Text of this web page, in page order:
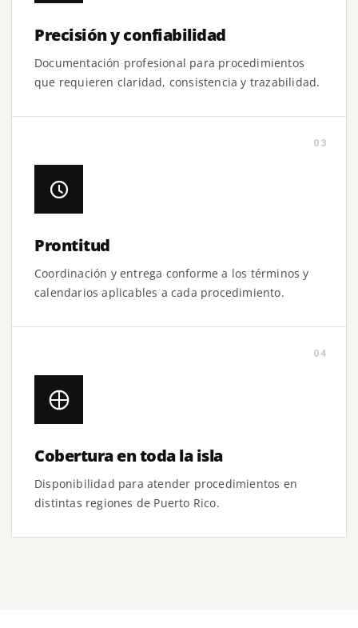
Precisión y confiabilidad
Documentación profesional para procedimientos
que requieren claridad, consistencia y trazabilidad.
03
Prontitud
Coordinación y entrega conforme a los términos y
calendarios aplicables a cada procedimiento.
04
Cobertura en toda la isla
Disponibilidad para atender procedimientos en
distintas regiones de Puerto Rico.